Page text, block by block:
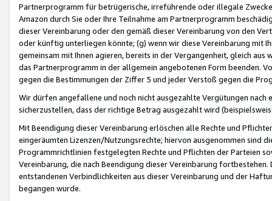
Partnerprogramm für betrügerische, irreführende oder illegale
Amazon durch Sie oder Ihre Teilnahme am Partnerprogramm
dieser Vereinbarung oder den gemäß dieser Vereinbarung von den
oder künftig unterliegen könnte; (g) wenn wir diese Vereinbarung mit
gemeinsam mit Ihnen agieren, bereits in der Vergangenheit, gleich
das Partnerprogramm in der allgemein angebotenen Form beenden.
gegen die Bestimmungen der Ziffer 5 und jeder Verstoß gegen die
Wir dürfen angefallene und noch nicht ausgezahlte Vergütungen
sicherzustellen, dass der richtige Betrag ausgezahlt wird
Mit Beendigung dieser Vereinbarung erlöschen alle Rechte und
eingeräumten Lizenzen/Nutzungsrechte; hiervon ausgenommen sind
Programmrichtlinien festgelegten Rechte und Pflichten der Parteien
Vereinbarung, die nach Beendigung dieser Vereinbarung
entstandenen Verbindlichkeiten aus dieser Vereinbarung und der
begangen wurde.